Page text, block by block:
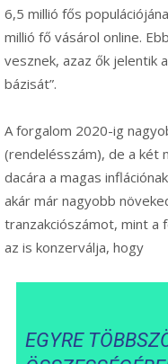
6,5 millió fős
millió fő vásárol online.
vesznek, azaz ők jelentik
bázisát”.
A forgalom 2020-ig
(rendelésszám), de a két
dacára a magas
akár már nagyobb
tranzakciószámot, mint a
az is konzerválja, hogy
EGYRE